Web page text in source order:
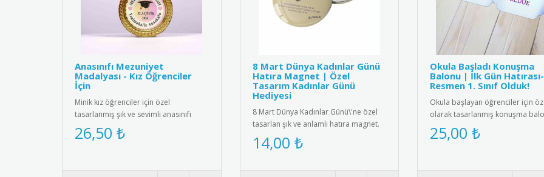
Anasınıfı Mezuniyet
Madalyası - Kız Öğrenciler
İçin
Minik kız öğrenciler için özel
tasarlanmış şık ve sevimli anasınıfı
mezuniyet madalyası. Kaliteli me..
26,50 ₺
8 Mart Dünya Kadınlar Günü
Hatıra Magnet | Özel
Tasarım Kadınlar Günü
Hediyesi
8 Mart Dünya Kadınlar Günü\'ne özel
tasarlan şık ve anlamlı hatıra magnet.
yüksek kalite manyetik ma..
14,00 ₺
Okula Başladı Konuşma
Balonu | İlk Gün
Resmen 1. Sınıf Olduk!
Okula başlayan öğrenciler için
olarak tasarlanmış konuşma
Anaokulu, ilkokul 1. sınıf ve..
25,00 ₺